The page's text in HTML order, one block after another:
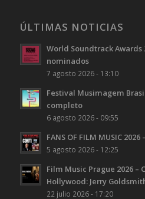
ÚLTIMAS NOTICIAS
World Soundtrack Awards
nominados
7 agosto 2026 - 13:10
Festival Musimagem
completo
6 agosto 2026 - 09:55
FANS OF FILM MUSIC
5 agosto 2026 - 12:25
Film Music Prague 2026 –
Hollywood: Jerry
22 julio 2026 - 17:20